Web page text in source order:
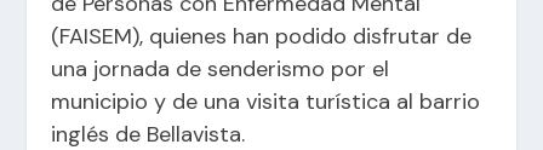
(FAISEM), quienes han podido disfrutar de
una jornada de senderismo por el
municipio y de una visita turística al barrio
inglés de Bellavista.